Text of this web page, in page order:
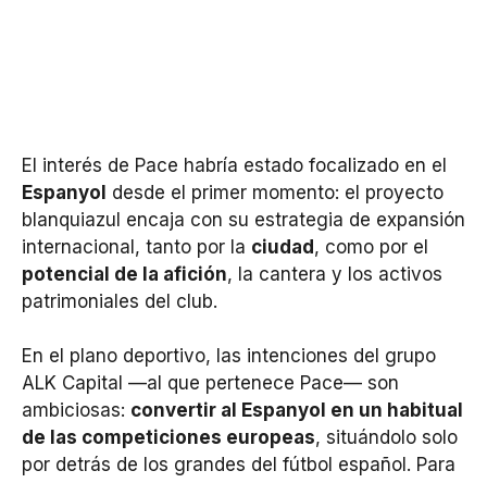
El interés de Pace habría estado focalizado en el
Espanyol desde el primer momento: el proyecto
blanquiazul encaja con su estrategia de expansión
internacional, tanto por la ciudad, como por el
potencial de la afición, la cantera y los activos
patrimoniales del club.
En el plano deportivo, las intenciones del grupo
ALK Capital —al que pertenece Pace— son
ambiciosas: convertir al Espanyol en un habitual
de las competiciones europeas, situándolo solo
por detrás de los grandes del fútbol español. Para